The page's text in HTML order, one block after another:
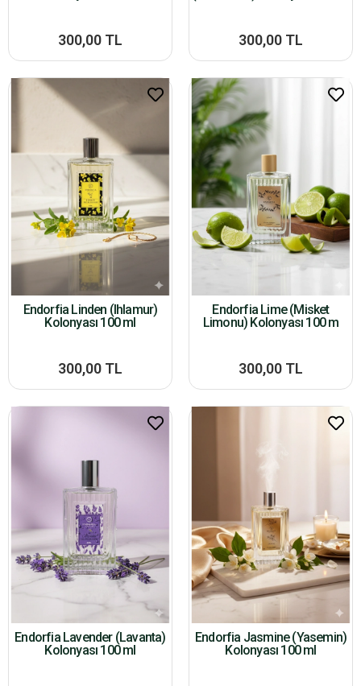
300,00 TL 300,00 TL
Endorfia Linden (Ihlamur)
Kolonyası 100 ml
300,00 TL
Endorfia Lime (Misket
Limonu) Kolonyası 100 m
300,00 TL
Endorfia Lavender (Lavanta)
Kolonyası 100 ml
Endorfia Jasmine (Yasemin)
Kolonyası 100 ml